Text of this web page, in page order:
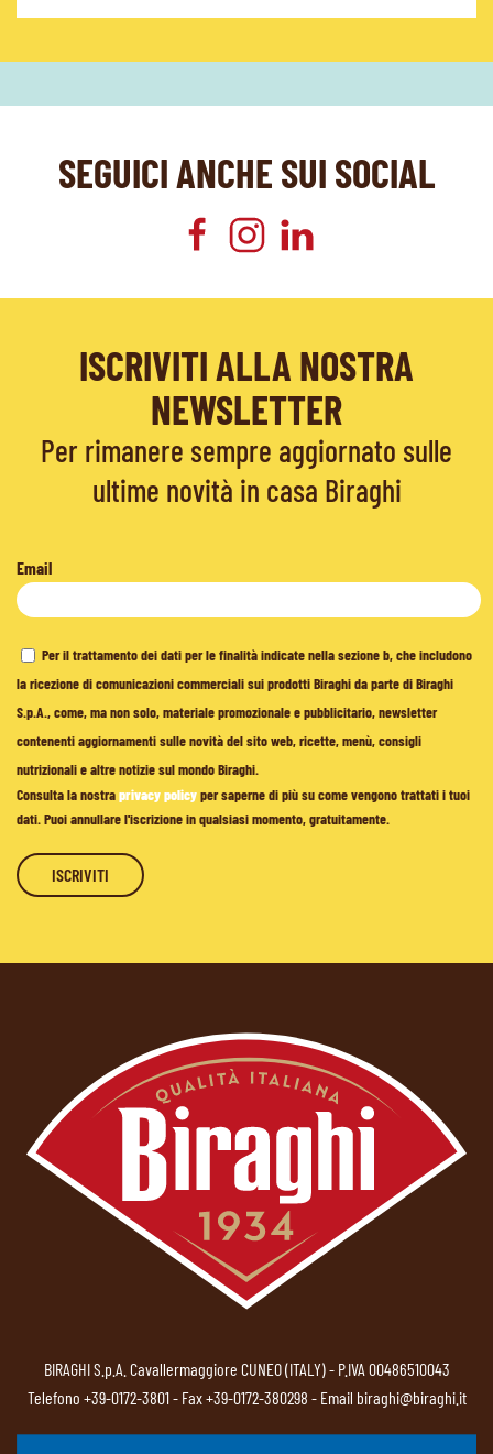
SEGUICI ANCHE SUI SOCIAL
ISCRIVITI ALLA NOSTRA
NEWSLETTER
Per rimanere sempre aggiornato sulle
ultime novità in casa Biraghi
Email
Per il trattamento dei dati per le finalità indicate nella sezione b, che includono
la ricezione di comunicazioni commerciali sui prodotti Biraghi da parte di Biraghi
S.p.A., come, ma non solo, materiale promozionale e pubblicitario, newsletter
contenenti aggiornamenti sulle novità del sito web, ricette, menù, consigli
nutrizionali e altre notizie sul mondo Biraghi.
Consulta la nostraprivacy policyper saperne di più su come vengono trattati i tuoi
dati. Puoi annullare l'iscrizione in qualsiasi momento, gratuitamente.
BIRAGHI S.p.A. Cavallermaggiore CUNEO (ITALY) - P.IVA 00486510043
Telefono +39-0172-3801- Fax +39-0172-380298 - Email biraghi@biraghi.it